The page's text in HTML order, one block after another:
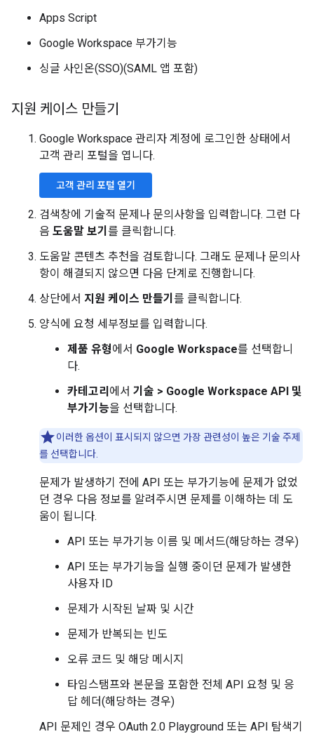
Apps Script
Google Workspace 부가기능
싱글 사인온(SSO)(SAML 앱 포함)
지원 케이스 만들기
Google Workspace 관리자 계정에 로그인한 상태에서
고객 관리 포털을 엽니다.
고객 관리 포털 열기
검색창에 기술적 문제나 문의사항을 입력합니다. 그런 다
음 도움말 보기 를 클릭합니다.
도움말 콘텐츠 추천을 검토합니다. 그래도 문제나 문의사
항이 해결되지 않으면 다음 단계로 진행합니다.
상단에서 지원 케이스 만들기 를 클릭합니다.
양식에 요청 세부정보를 입력합니다.
제품 유형에서 Google Workspace를 선택합니
다.
카테고리 에서 기술 > Google Workspace API 및
부가기능을 선택합니다.
이러한 옵션이 표시되지 않으면 가장 관련성이 높은 기술 주제
를 선택합니다.
문제가 발생하기 전에 API 또는 부가기능에 문제가 없었
던 경우 다음 정보를 알려주시면 문제를 이해하는 데 도
움이 됩니다.
API 또는 부가기능 이름 및 메서드(해당하는 경우)
API 또는 부가기능을 실행 중이던 문제가 발생한
사용자 ID
문제가 시작된 날짜 및 시간
문제가 반복되는 빈도
오류 코드 및 해당 메시지
타임스탬프와 본문을 포함한 전체 API 요청 및 응
답 헤더(해당하는 경우)
API 문제인 경우 OAuth 2.0 Playground 또는 API 탐색기